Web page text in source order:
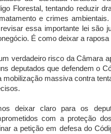
Florestal, tentando reduzir
e crimes
essa importante lei são
É como deixar a raposa
verdadeiro risco da Câmara
deputados que defendem o
mobilização massiva contra
deixar claro para os
com a proteção
a petição em defesa do